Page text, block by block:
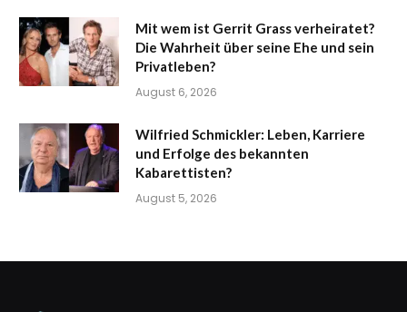
Mit wem ist Gerrit Grass verheiratet?
Die Wahrheit über seine Ehe und sein
Privatleben?
August 6, 2026
Wilfried Schmickler: Leben, Karriere
und Erfolge des bekannten
Kabarettisten?
August 5, 2026